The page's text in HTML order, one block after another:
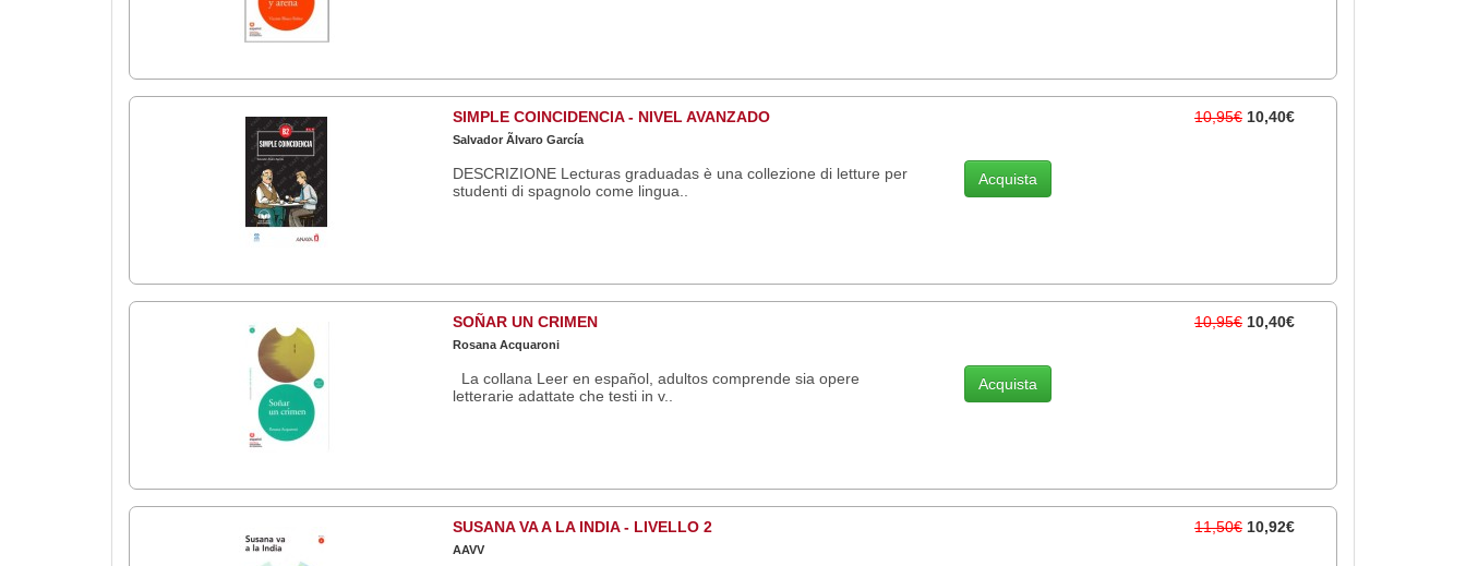
SIMPLE COINCIDENCIA - NIVEL AVANZADO
Salvador Ãlvaro García
DESCRIZIONE Lecturas graduadas è una collezione di letture per
studenti di spagnolo come lingua..
10,95€ 10,40€
Acquista
SOÑAR UN CRIMEN
Rosana Acquaroni
La collana Leer en español, adultos comprende sia opere
letterarie adattate che testi in v..
10,95€ 10,40€
Acquista
SUSANA VA A LA INDIA - LIVELLO 2
AAVV
11,50€ 10,92€